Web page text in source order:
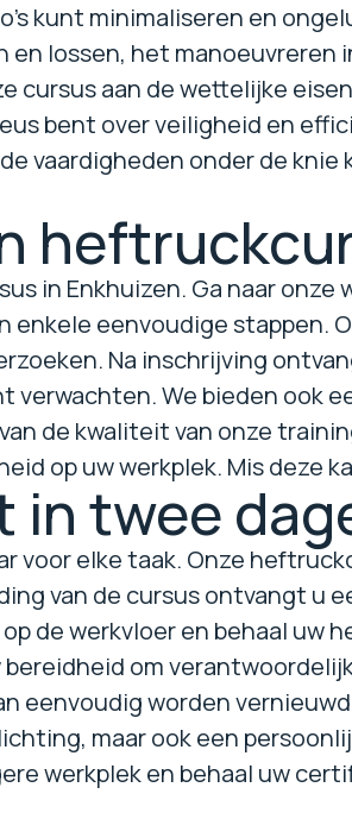
kunt minimaliseren en
lossen, het manoeuvreren
cursus aan de wettelijke
bent over veiligheid en
vaardigheden onder de
in Enkhuizen. Ga naar
eenvoudige stappen.
Na inschrijving
verwachten. We bieden ook
de kwaliteit van onze
op uw werkplek. Mis deze
twee
voor elke taak. Onze
van de cursus ontvangt
de werkvloer en behaal
om
eenvoudig worden
maar ook een
werkplek en behaal uw